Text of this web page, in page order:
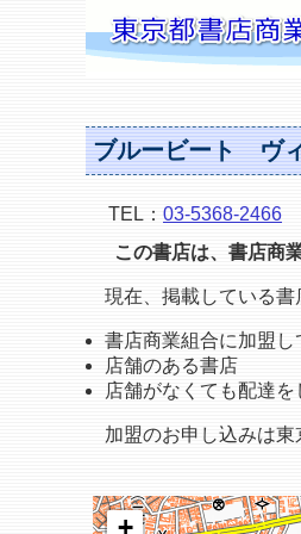
ブルービート ヴ
TEL： 03-5368-2466
この書店は、書店商
現在、掲載している
書店商業組合に加盟し
店舗のある書店
店舗がなくても配達
加盟のお申し込みは
+